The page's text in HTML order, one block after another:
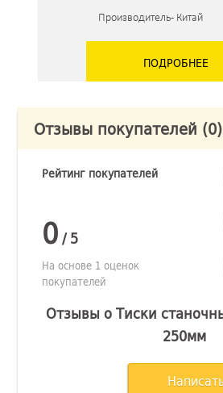
Производитель - Китай
ПОДРОБНЕЕ
Отзывы покупателей (0)
Рейтинг покупателей
0/5
На основе 1 оценок
покупателей
Отзывы о Тиски
250мм